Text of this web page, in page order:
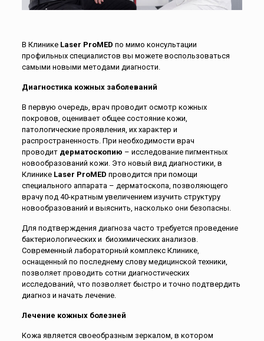
В Клинике Laser ProMED по мимо консультации
профильных специалистов вы можете воспользоваться
самыми новыми методами диагности.
Диагностика кожных заболеваний
В первую очередь, врач проводит осмотр кожных
покровов, оценивает общее состояние кожи,
патологические проявления, их характер и
распространенность. При необходимости врач
проводит дерматоскопию – исследование пигментных
новообразований кожи. Это новый вид диагностики, в
Клинике Laser ProMED проводится при помощи
специального аппарата – дерматоскопа, позволяющего
врачу под 40-кратным увеличением изучить структуру
новообразований и выяснить, насколько они безопасны.
Для подтверждения диагноза часто требуется проведение
бактериологических и биохимических анализов.
Современный лабораторный комплекс Клинике,
оснащенный по последнему слову медицинской техники,
позволяет проводить сотни диагностических
исследований, что позволяет быстро и точно подтвердить
диагноз и начать лечение.
Лечение кожных болезней
Кожа является своеобразным зеркалом, в котором